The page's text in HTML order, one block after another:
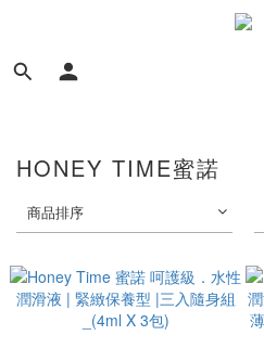
HONEY TIME蜜諾
商品排序